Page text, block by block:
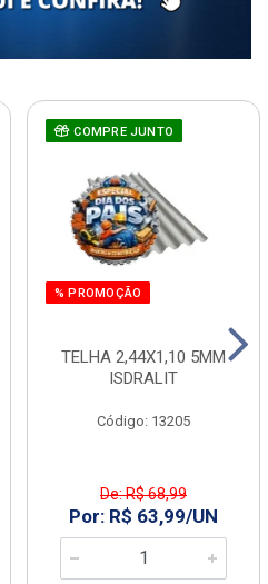
COMPRE JUNTO
% PROMOÇÃO
TELHA 2,44X1,10 5MM
ISDRALIT
Código: 13205
De: R$ 68,99
Por: R$ 63,99/UN